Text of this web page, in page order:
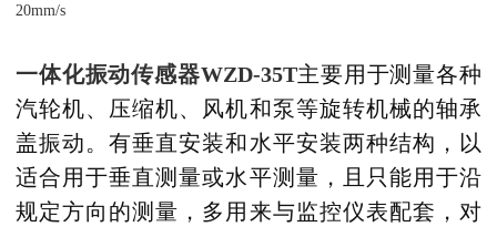
20mm/s
一体化振动传感器WZD-35T主要用于测量各种
汽轮机、压缩机、风机和泵等旋转机械的轴承
盖振动。有垂直安装和水平安装两种结构，以
适合用于垂直测量或水平测量，且只能用于沿
规定方向的测量，多用来与监控仪表配套，对